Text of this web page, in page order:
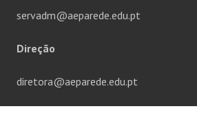
servadm@aeparede.edu.pt
Direção
diretora@aeparede.edu.pt